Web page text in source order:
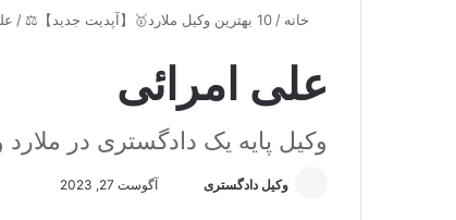
خانه / 10 بهترین وکیل ملارد🥇【آپدیت جدید】⚖️ /
علی امرائی
وکیل پایه یک دادگستری در ملارد
وکیل دادگستری آگوست 27, 2023